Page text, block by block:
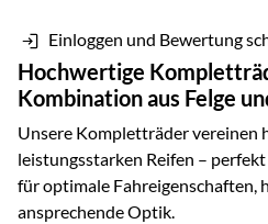
Einloggen und Bewertung
Hochwertige
Kombination aus Felge
Unsere Kompletträder vereinen
leistungsstarken Reifen –
für optimale Fahreigenschaften,
ansprechende Optik.